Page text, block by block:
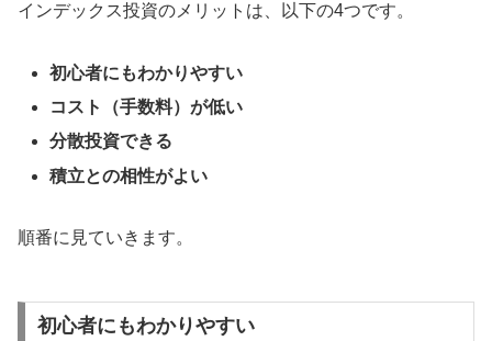
インデックス投資のメリットは、以下の4つです。
初心者にもわかりやすい
コスト（手数料）が低い
分散投資できる
積立との相性がよい
順番に見ていきます。
初心者にもわかりやすい